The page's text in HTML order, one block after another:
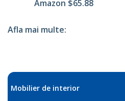
Amazon $65.88
Afla mai multe:
Mobilier de interior